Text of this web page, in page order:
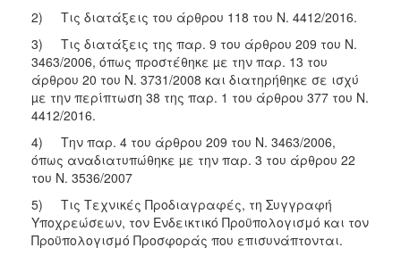
2) Τις διατάξεις του άρθρου 118 του Ν. 4412/2016.
3) Τις διατάξεις της παρ. 9 του άρθρου 209 του Ν.
3463/2006, όπως προστέθηκε µε την παρ. 13 του
άρθρου 20 του Ν. 3731/2008 και διατηρήθηκε σε ισχύ
µε την περίπτωση 38 της παρ. 1 του άρθρου 377 του Ν.
4412/2016.
4) Την παρ. 4 του άρθρου 209 του Ν. 3463/2006,
όπως αναδιατυπώθηκε µε την παρ. 3 του άρθρου 22
του Ν. 3536/2007
5) Τις Τεχνικές Προδιαγραφές, τη Συγγραφή
Υποχρεώσεων, τον Ενδεικτικό Προϋπολογισμό και τον
Προϋπολογισμό Προσφοράς που επισυνάπτονται.